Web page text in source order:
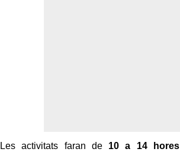
Les activitats faran de 10 a 14 hores